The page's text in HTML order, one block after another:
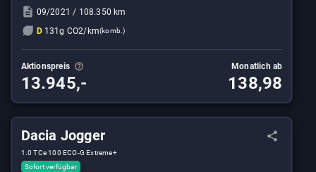
09/2021 / 108.350 km
D 131g CO2/km(komb.)
Aktionspreis
13.945,-
Monatlich ab
138,98
Dacia Jogger
1.0 TCe 100 ECO-G Extreme+
Sofort verfügbar